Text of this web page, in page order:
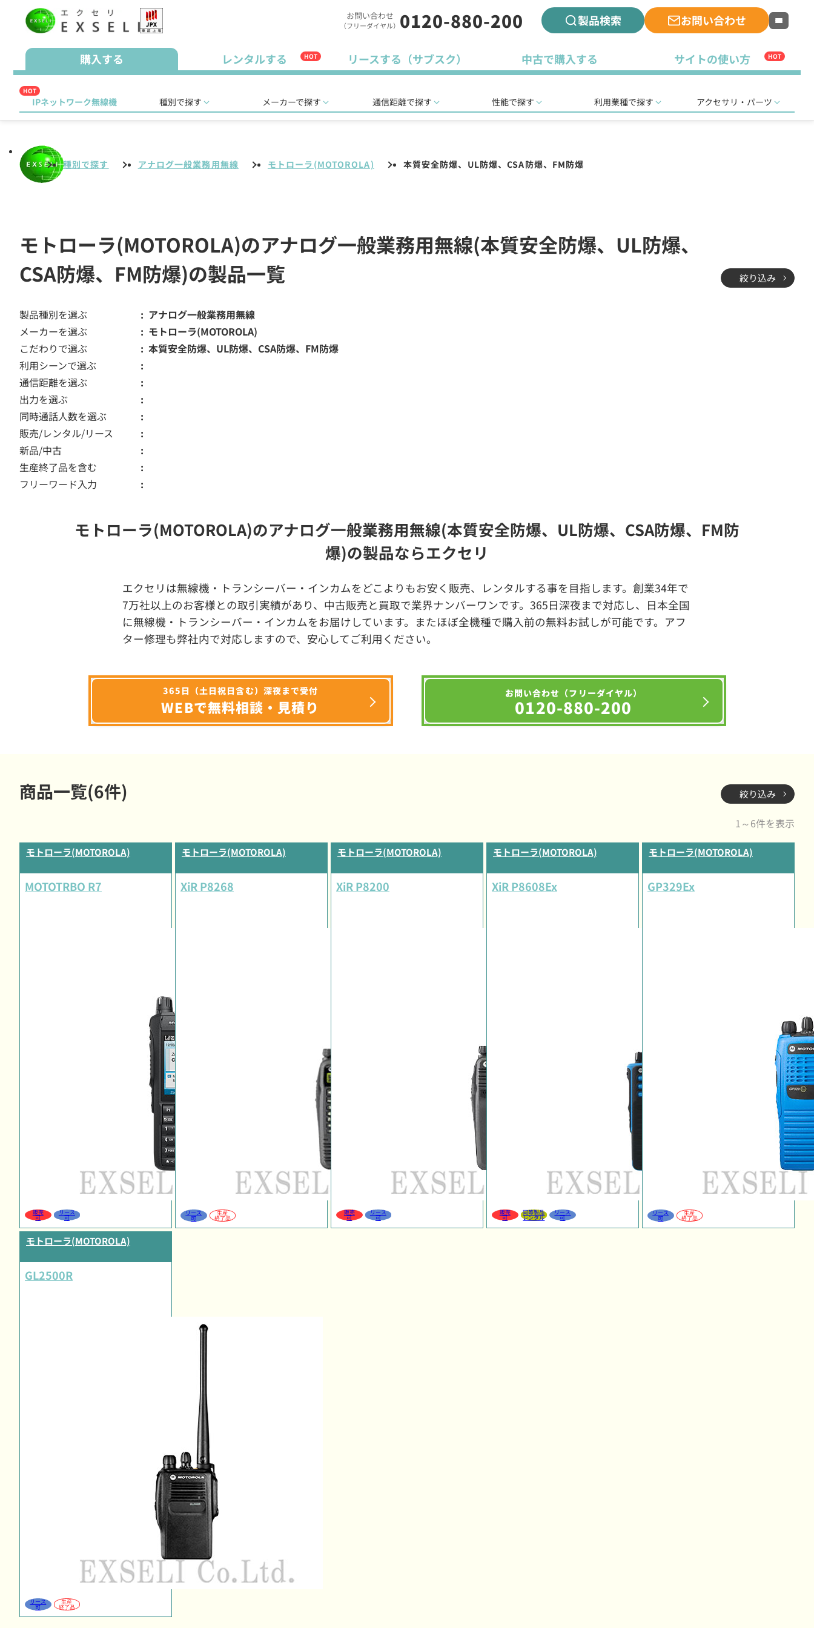
お問い合わせ
（フリーダイヤル） 0120-880-200 製品検索 お問い合わせ
購入する レンタルする HOT リースする（サブスク） 中古で購入する サイトの使い方 HOT
HOT
IPネットワーク無線機 種別で探す メーカーで探す 通信距離で探す 性能で探す 利用業種で探す アクセサリ・パーツ
種別で探す アナログ一般業務用無線 モトローラ(MOTOROLA) 本質安全防爆、UL防爆、CSA防爆、FM防爆
モトローラ(MOTOROLA)のアナログ一般業務用無線(本質安全防爆、UL防爆、
CSA防爆、FM防爆)の製品一覧
絞り込み
製品種別を選ぶ
アナログ一般業務用無線
メーカーを選ぶ
モトローラ(MOTOROLA)
こだわりで選ぶ
本質安全防爆、UL防爆、CSA防爆、FM防爆
利用シーンで選ぶ
通信距離を選ぶ
出力を選ぶ
同時通話人数を選ぶ
販売/レンタル/リース
新品/中古
生産終了品を含む
フリーワード入力
モトローラ(MOTOROLA)のアナログ一般業務用無線(本質安全防爆、UL防爆、CSA防爆、FM防
爆)の製品ならエクセリ
エクセリは無線機・トランシーバー・インカムをどこよりもお安く販売、レンタルする事を目指します。創業34年で
7万社以上のお客様との取引実績があり、中古販売と買取で業界ナンバーワンです。365日深夜まで対応し、日本全国
に無線機・トランシーバー・インカムをお届けしています。またほぼ全機種で購入前の無料お試しが可能です。アフ
ター修理も弊社内で対応しますので、安心してご利用ください。
365日（土日祝日含む）深夜まで受付
WEBで無料相談・見積り
お問い合わせ（フリーダイヤル）
0120-880-200
商品一覧(6件) 絞り込み
1～6件を表示
モトローラ(MOTOROLA)
MOTOTRBO R7
販売
可
リース
可
モトローラ(MOTOROLA)
XiR P8268
リース
可
生産
終了品
モトローラ(MOTOROLA)
XiR P8200
販売
可
リース
可
モトローラ(MOTOROLA)
XiR P8608Ex
販売
可
同等製品
レンタル
リース
可
モトローラ(MOTOROLA)
GP329Ex
リース
可
生産
終了品
モトローラ(MOTOROLA)
GL2500R
リース
可
生産
終了品